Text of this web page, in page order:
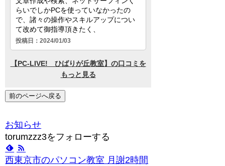
前のページへ戻る
お知らせ
torumzzz3をフォローする
西東京市のパソコン教室 月謝2時間